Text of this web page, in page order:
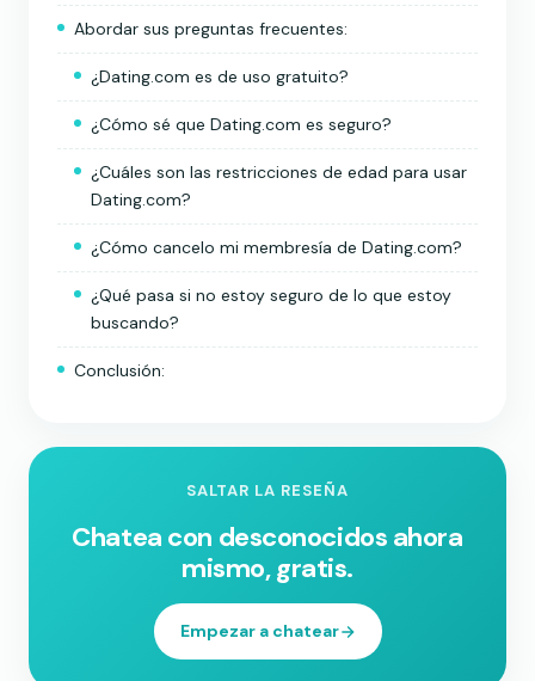
Abordar sus preguntas frecuentes:
¿Dating.com es de uso gratuito?
¿Cómo sé que Dating.com es seguro?
¿Cuáles son las restricciones de edad para usar
Dating.com?
¿Cómo cancelo mi membresía de Dating.com?
¿Qué pasa si no estoy seguro de lo que estoy
buscando?
Conclusión:
SALTAR LA RESEÑA
Chatea con desconocidos ahora
mismo, gratis.
Empezar a chatear